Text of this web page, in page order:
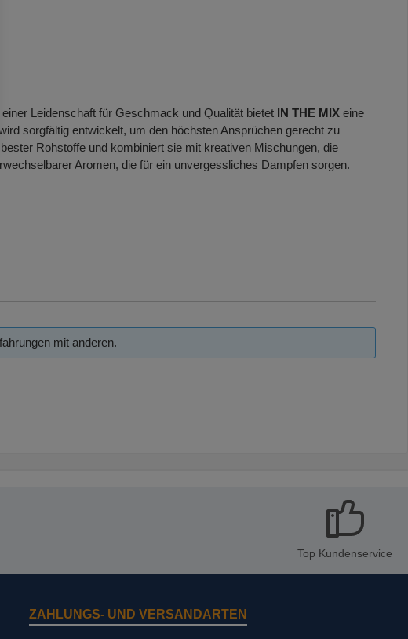
Leidenschaft für Geschmack und Qualität bietet IN THE MIX eine
sorgfältig entwickelt, um den höchsten Ansprüchen gerecht zu
Rohstoffe und kombiniert sie mit kreativen Mischungen, die
Aromen, die für ein unvergessliches Dampfen sorgen.
mit anderen.
Top Kundenservice
ZAHLUNGS- UND VERSANDARTEN